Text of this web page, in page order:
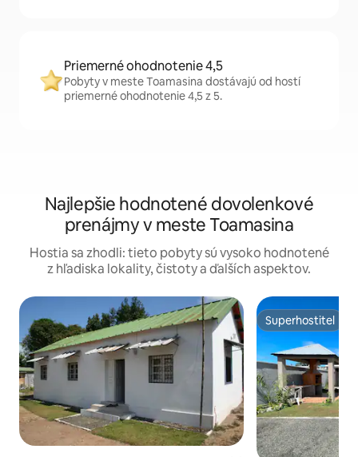
Priemerné ohodnotenie 4,5
Pobyty v meste Toamasina dostávajú od hostí
priemerné ohodnotenie 4,5 z 5.
Najlepšie hodnotené dovolenkové
prenájmy v meste Toamasina
Hostia sa zhodli: tieto pobyty sú vysoko hodnotené
z hľadiska lokality, čistoty a ďalších aspektov.
Superhostiteľ
Superhostiteľ